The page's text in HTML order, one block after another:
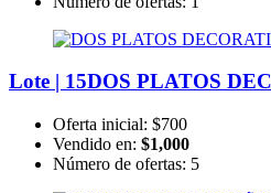
Lote | 15DOS PLATOS
Oferta inicial: $700
Vendido en: $1,000
Número de ofertas: 5